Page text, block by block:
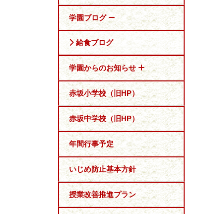
学園ブログ
給食ブログ
学園からのお知らせ
赤坂小学校（旧HP）
赤坂中学校（旧HP）
年間行事予定
いじめ防止基本方針
授業改善推進プラン